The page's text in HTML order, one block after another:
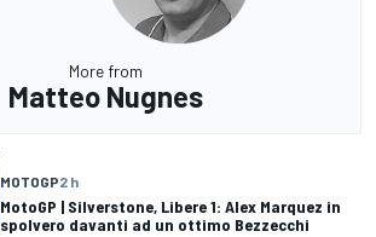
More from
Matteo Nugnes
MOTOGP2 h
MotoGP | Silverstone, Libere 1: Alex Marquez in
spolvero davanti ad un ottimo Bezzecchi